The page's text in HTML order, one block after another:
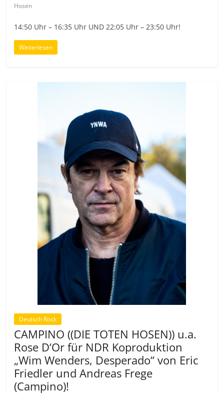
Hosen
14:50 Uhr – 16:35 Uhr UND 22:05 Uhr – 23:50 Uhr!
Weiterlesen
Deutsch Rock
CAMPINO ((DIE TOTEN HOSEN)) u.a.
Rose D‘Or für NDR Koproduktion
„Wim Wenders, Desperado“ von Eric
Friedler und Andreas Frege
(Campino)!